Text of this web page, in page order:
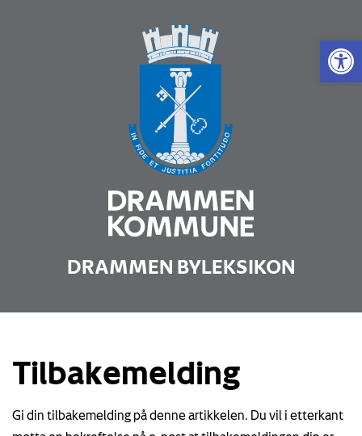
Vis
DRAMMEN BYLEKSIKON
Tilbakemelding
Gi din tilbakemelding på denne artikkelen. Du vil i etterkant